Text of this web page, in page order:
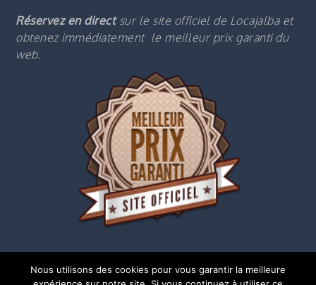
Réservez en directsur le site officiel de Locajalba et
obtenez immédiatement le meilleur prix garanti du
web.
Nous utilisons des cookies pour vous garantir la meilleure